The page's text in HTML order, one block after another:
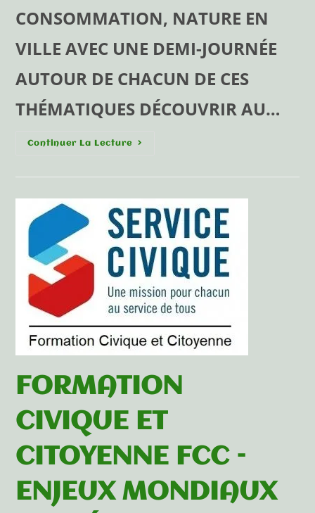
CONSOMMATION, NATURE EN
VILLE AVEC UNE DEMI-JOURNÉE
AUTOUR DE CHACUN DE CES
THÉMATIQUES DÉCOUVRIR AU…
Continuer La Lecture
FORMATION
CIVIQUE ET
CITOYENNE FCC –
ENJEUX MONDIAUX